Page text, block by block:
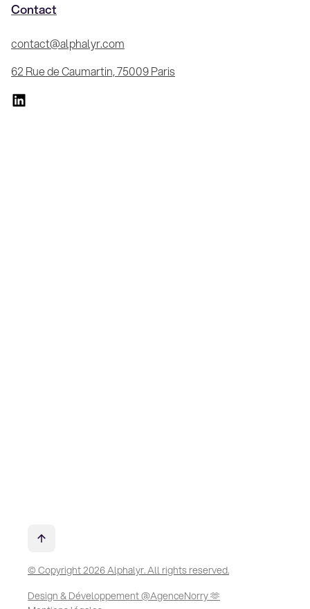
Contact
contact@alphalyr.com
62 Rue de Caumartin, 75009 Paris
© Copyright 2026 Alphalyr. All rights reserved.
Design & Développement @AgenceNorry 🫶